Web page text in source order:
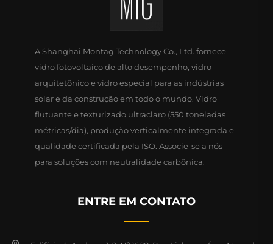
A Shanghai Montag Technology Co., Ltd. fornece
vidro fotovoltaico de alto desempenho, vidro
arquitetônico e vidro especial para as indústrias
solar e da construção em todo o mundo. Vidro
flutuante e texturizado ultraclaro (550 toneladas
métricas/dia), produção verticalmente integrada e
qualidade certificada pela ISO. Associe-se a nós
para soluções com neutralidade carbônica.
ENTRE EM CONTATO